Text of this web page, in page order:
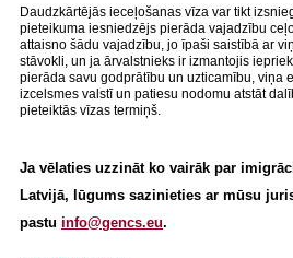
Daudzkārtējās ieceļošanas vīza var tikt
pieteikuma iesniedzējs pierāda vajadzību
attaisno šādu vajadzību, jo īpaši saistībā ar
stāvokli, un ja ārvalstnieks ir izmantojis
pierāda savu godprātību un uzticamību, viņa
izcelsmes valstī un patiesu nodomu atstāt
pieteiktās vīzas termiņš.
Ja vēlaties uzzināt ko vairāk par
Latvijā, lūgums sazinieties ar mūsu
pastu info@gencs.eu.